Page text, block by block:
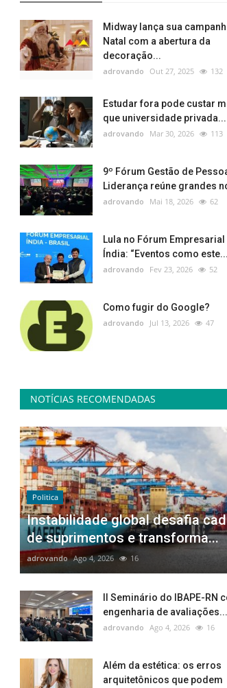
Midway lança sua
Natal com a abertura da
decoração...
adrovando Out 27, 2025 132
Estudar fora pode custar
que universidade privada...
adrovando Mar 30, 2026 113
9º Fórum Gestão de
Liderança reúne grandes
adrovando Mai 18, 2026 62
Lula no Fórum
Índia: “Eventos como este...
adrovando Fev 23, 2026 52
Como fugir do Google?
adrovando Jul 13, 2026 47
NOTÍCIAS RECOMENDADAS
Politica
Instabilidade global desafia
de suprimentos e transforma...
adrovando Ago 4, 2026 16
II Seminário do IBAPE-RN
engenharia de avaliações...
adrovando Ago 4, 2026 16
Além da estética: os erros
arquitetônicos que podem